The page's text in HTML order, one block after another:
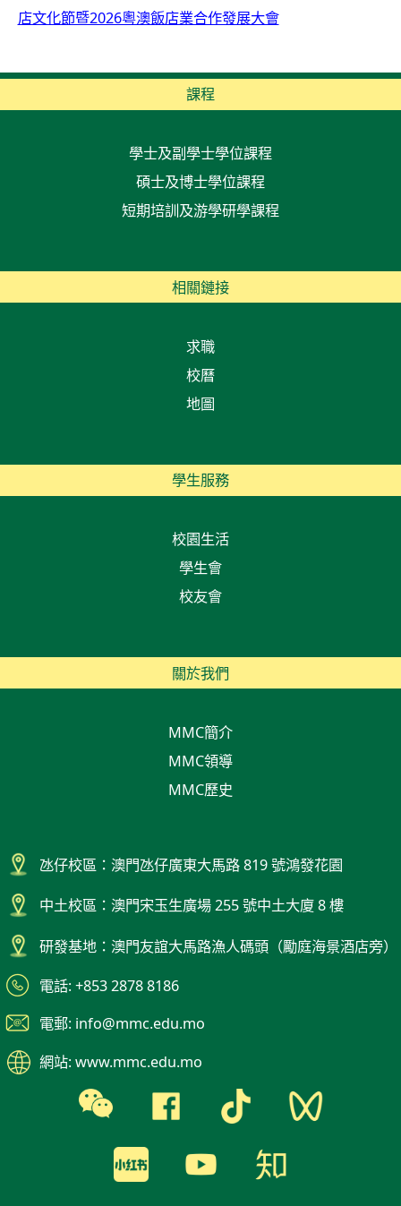
店文化節暨2026粵澳飯店業合作發展大會
課程
學士及副學士學位課程
碩士及博士學位課程
短期培訓及游學研學課程
相關鏈接
求職
校曆
地圖
學生服務
校園生活
學生會
校友會
關於我們
MMC簡介
MMC領導
MMC歷史
氹仔校區：澳門氹仔廣東大馬路 819 號鴻發花園
中土校區：澳門宋玉生廣場 255 號中土大廈 8 樓
研發基地：澳門友誼大馬路漁人碼頭（勵庭海景酒店旁）
電話: +853 2878 8186
電郵: info@mmc.edu.mo
網站: www.mmc.edu.mo